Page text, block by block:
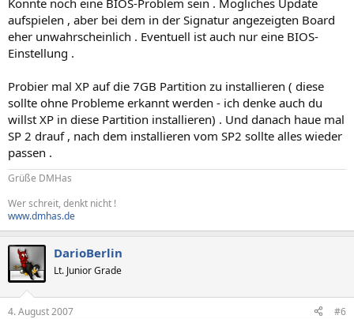
Könnte noch eine BIOS-Problem sein . Mögliches Update
aufspielen , aber bei dem in der Signatur angezeigten Board
eher unwahrscheinlich . Eventuell ist auch nur eine BIOS-
Einstellung .
Probier mal XP auf die 7GB Partition zu installieren ( diese
sollte ohne Probleme erkannt werden - ich denke auch du
willst XP in diese Partition installieren) . Und danach haue mal
SP 2 drauf , nach dem installieren vom SP2 sollte alles wieder
passen .
Grüße DMHas
Wer schreit, denkt nicht !
www.dmhas.de
DarioBerlin
Lt. Junior Grade
4. August 2007 #6